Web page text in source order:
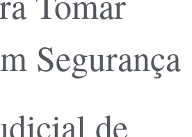
Segurança
de